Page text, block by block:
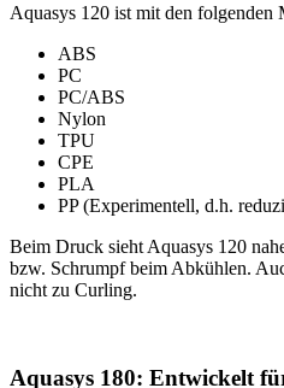
Aquasys 120 ist mit den folgenden
ABS
PC
PC/ABS
Nylon
TPU
CPE
PLA
PP (Experimentell, d.h.
Beim Druck sieht Aquasys 120
bzw. Schrumpf beim Abkühlen.
nicht zu Curling.
Aquasys 180: Entwickelt